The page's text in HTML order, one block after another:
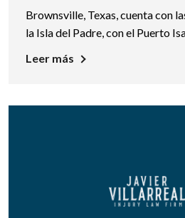
Brownsville, Texas, cuenta con
la Isla del Padre, con el Puerto
Leer más